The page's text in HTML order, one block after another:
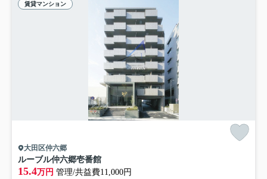
賃貸マンション
大田区仲六郷
ルーブル仲六郷壱番館
15.4万円 管理/共益費11,000円